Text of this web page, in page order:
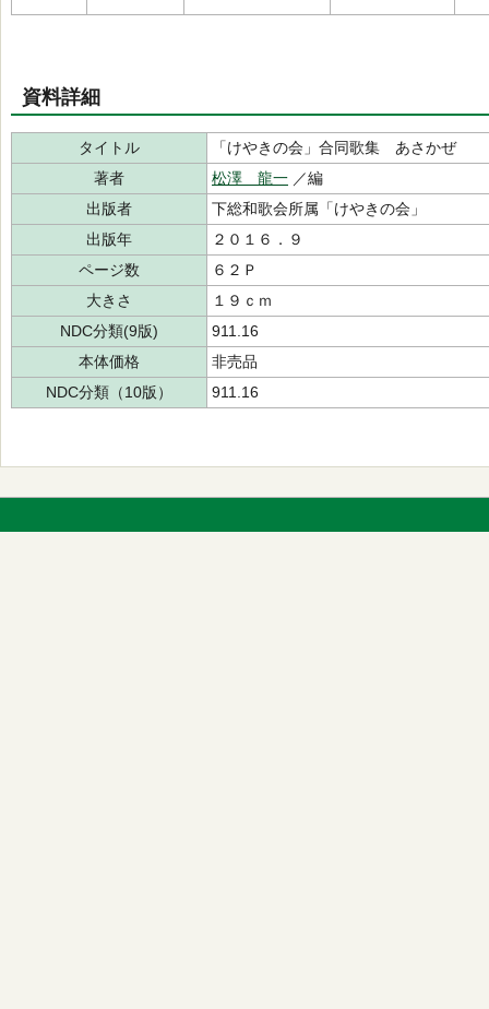
資料詳細
タイトル
「けやきの会」合同歌集 あさかぜ
著者
松澤 龍一 ／編
出版者
下総和歌会所属「けやきの会」
出版年
２０１６．９
ページ数
６２Ｐ
大きさ
１９ｃｍ
NDC分類(9版)
911.16
本体価格
非売品
NDC分類（10版）
911.16